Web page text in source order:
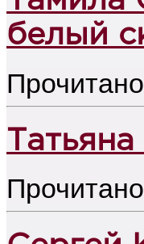
белый
Прочитано
Прочитано